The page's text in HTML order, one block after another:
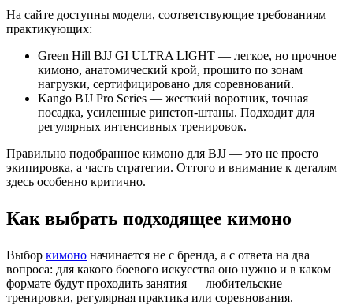
На сайте доступны модели, соответствующие требованиям
практикующих:
Green Hill BJJ GI ULTRA LIGHT — легкое, но прочное
кимоно, анатомический крой, прошито по зонам
нагрузки, сертифицировано для соревнований.
Kango BJJ Pro Series — жесткий воротник, точная
посадка, усиленные рипстоп-штаны. Подходит для
регулярных интенсивных тренировок.
Правильно подобранное кимоно для BJJ — это не просто
экипировка, а часть стратегии. Оттого и внимание к деталям
здесь особенно критично.
Как выбрать подходящее кимоно
Выбор кимоно начинается не с бренда, а с ответа на два
вопроса: для какого боевого искусства оно нужно и в каком
формате будут проходить занятия — любительские
тренировки, регулярная практика или соревнования.